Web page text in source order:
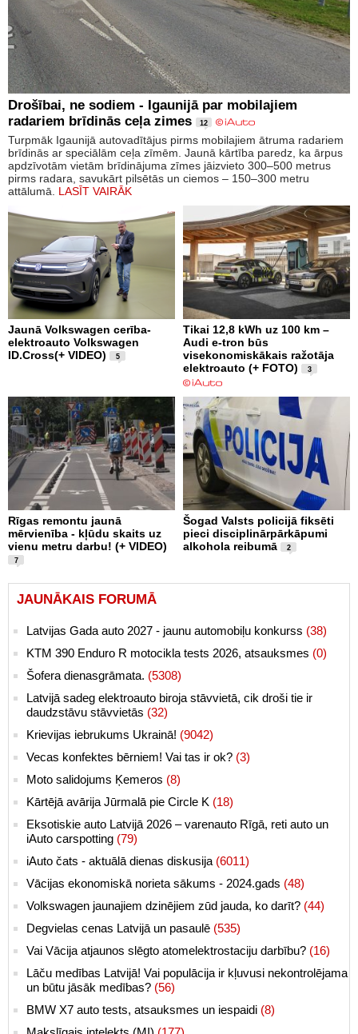
Drošībai, ne sodiem - Igaunijā par mobilajiem
radariem brīdinās ceļa zimes
12
Turpmāk Igaunijā autovadītājus pirms mobilajiem ātruma radariem
brīdinās ar speciālām ceļa zīmēm. Jaunā kārtība paredz, ka ārpus
apdzīvotām vietām brīdinājuma zīmes jāizvieto 300–500 metrus
pirms radara, savukārt pilsētās un ciemos – 150–300 metru
attālumā. LASĪT VAIRĀK
Jaunā Volkswagen cerība-
elektroauto Volkswagen
ID.Cross(+ VIDEO)
5
Tikai 12,8 kWh uz 100 km –
Audi e-tron būs
visekonomiskākais ražotāja
elektroauto (+ FOTO)
3
Rīgas remontu jaunā
mērvienība - kļūdu skaits uz
vienu metru darbu! (+ VIDEO)
7
Šogad Valsts policijā fiksēti
pieci disciplinārpārkāpumi
alkohola reibumā
2
JAUNĀKAIS FORUMĀ
Latvijas Gada auto 2027 - jaunu automobiļu konkurss (38)
KTM 390 Enduro R motocikla tests 2026, atsauksmes (0)
Šofera dienasgrāmata. (5308)
Latvijā sadeg elektroauto biroja stāvvietā, cik droši tie ir
daudzstāvu stāvvietās (32)
Krievijas iebrukums Ukrainā! (9042)
Vecas konfektes bērniem! Vai tas ir ok? (3)
Moto salidojums Ķemeros (8)
Kārtējā avārija Jūrmalā pie Circle K (18)
Eksotiskie auto Latvijā 2026 – varenauto Rīgā, reti auto un
iAuto carspotting (79)
iAuto čats - aktuālā dienas diskusija (6011)
Vācijas ekonomiskā norieta sākums - 2024.gads (48)
Volkswagen jaunajiem dzinējiem zūd jauda, ko darīt? (44)
Degvielas cenas Latvijā un pasaulē (535)
Vai Vācija atjaunos slēgto atomelektrostaciju darbību? (16)
Lāču medības Latvijā! Vai populācija ir kļuvusi nekontrolējama
un būtu jāsāk medības? (56)
BMW X7 auto tests, atsauksmes un iespaidi (8)